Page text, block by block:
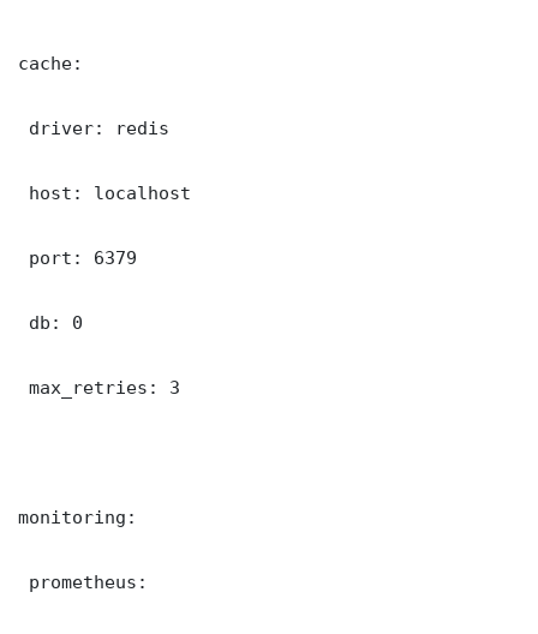
cache:
driver: redis
host: localhost
port: 6379
db: 0
max_retries: 3
monitoring:
prometheus: